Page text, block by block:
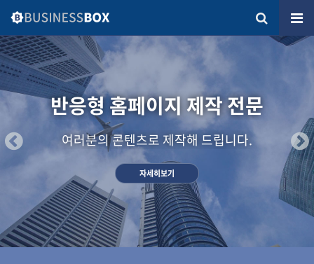
반응형 홈페이지 제작 전문
여러분의 콘텐츠로 제작해 드립니다.
자세히보기